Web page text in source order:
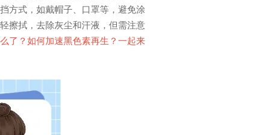
方式，如戴帽子、口罩等，避免涂
擦拭，去除灰尘和汗液，但需注意
了？如何加速黑色素再生？一起来